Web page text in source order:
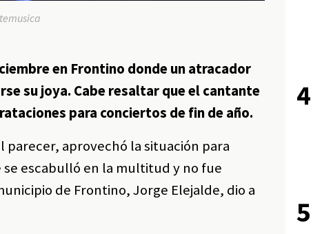
en Frontino donde un atracador
su joya. Cabe resaltar que el cantante
para conciertos de fin de año.
aprovechó la situación para
escabulló en la multitud y no fue
de Frontino, Jorge Elejalde, dio a